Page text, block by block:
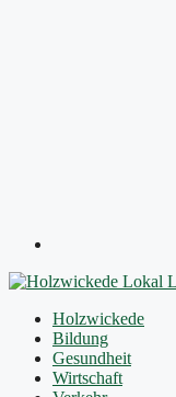
Holzwickede
Bildung
Gesundheit
Wirtschaft